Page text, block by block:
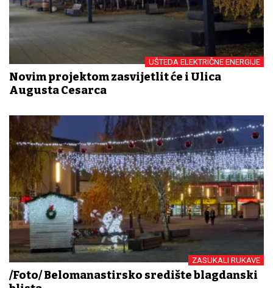
UŠTEDA ELEKTRIČNE ENERGIJE
Novim projektom zasvijetlit će i Ulica
Augusta Cesarca
ZASUKALI RUKAVE
/Foto/ Belomanastirsko središte blagdanski